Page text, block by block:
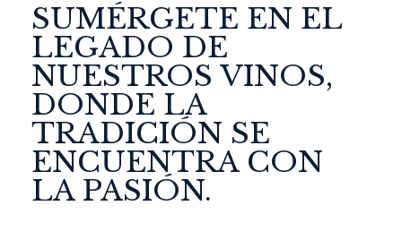
SUMÉRGETE EN EL
LEGADO DE
NUESTROS VINOS,
DONDE LA
TRADICIÓN SE
ENCUENTRA CON
LA PASIÓN.